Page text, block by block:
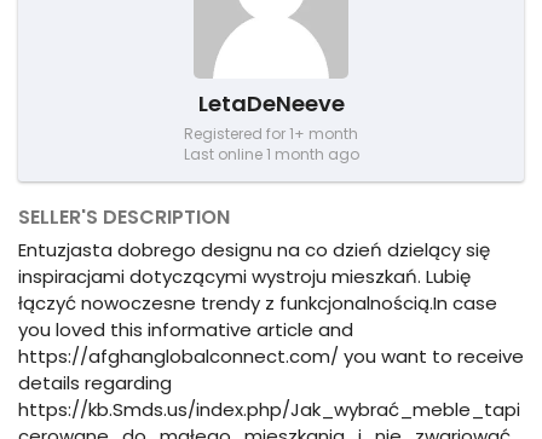
LetaDeNeeve
Registered for 1+ month
Last online 1 month ago
SELLER'S DESCRIPTION
Entuzjasta dobrego designu na co dzień dzielący się
inspiracjami dotyczącymi wystroju mieszkań. Lubię
łączyć nowoczesne trendy z funkcjonalnością.In case
you loved this informative article and
https://afghanglobalconnect.com/ you want to receive
details regarding
https://kb.Smds.us/index.php/Jak_wybrać_meble_tapi